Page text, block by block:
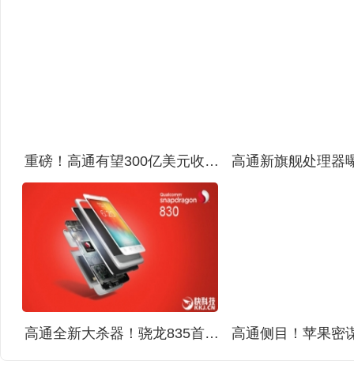
重磅！高通有望300亿美元收购全球第十芯片厂NXP
高通全新大杀器！骁龙835首次现身